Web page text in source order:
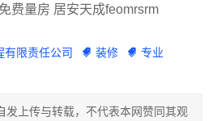
费量房 居安天成feomrsrm
有限责任公司 装修
专业
发上传与转载，不代表本网赞同其观